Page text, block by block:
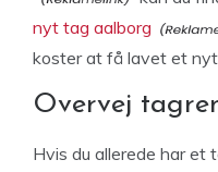
nyt tag aalborg
koster at få lavet et
Overvej
Hvis du allerede har et